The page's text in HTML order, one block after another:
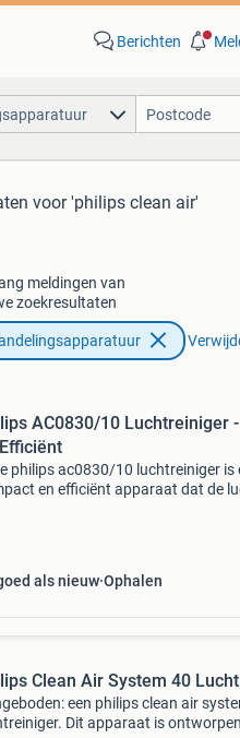
Berichten
voor 'philips clean air'
meldingen van
zoekresultaten
AC0830/10 Luchtreiniger
philips ac0830/10 luchtreiniger is
en efficiënt apparaat dat de
als nieuw Ophalen
Clean Air System 40
een philips clean air
Dit apparaat is